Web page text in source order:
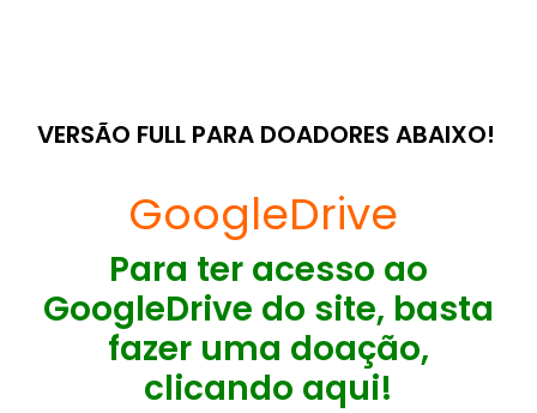
VERSÃO FULL PARA DOADORES ABAIXO!
GoogleDrive
Para ter acesso ao
GoogleDrive do site, basta
fazer uma doação,
clicando aqui!